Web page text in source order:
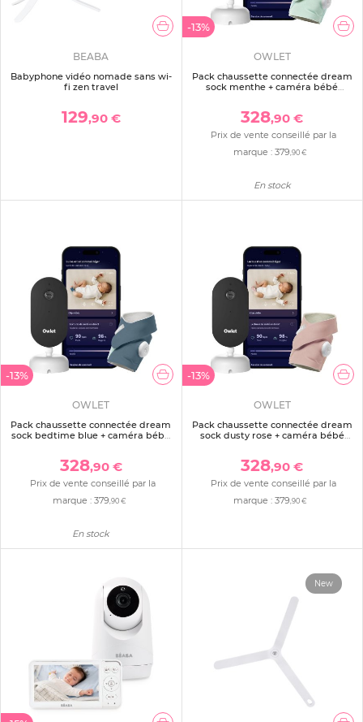
BEABA
Babyphone vidéo nomade sans wi-
fi zen travel
129,90 €
-13%
OWLET
Pack chaussette connectée dream
sock menthe + caméra bébé
328,90 €
Prix de vente conseillé par la
marque :379,90 €
En stock
-13%
OWLET
Pack chaussette connectée dream
sock bedtime blue + caméra bébé
328,90 €
Prix de vente conseillé par la
marque : 379,90 €
En stock
-13%
OWLET
Pack chaussette connectée dream
sock dusty rose + caméra bébé
328,90 €
Prix de vente conseillé par la
marque :379,90 €
New